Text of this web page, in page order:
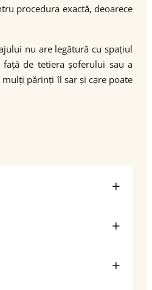
procedura exactă, deoarece
nu are legătură cu spațiul
de tetiera șoferului sau a
părinți îl sar și care poate